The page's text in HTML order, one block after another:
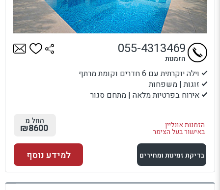
וילה יוקרתית עם 6 חדרים וקומת מרתף
זוגות | משפחות
אירוח בפרטיות מלאה | מתחם סגור
הזמנות אונליין
באישור בעל הצימר
055-4313469
הזמנות
החל מ
₪8600
בדיקת זמינות ומחירים
למתחם זה
למידע נוסף